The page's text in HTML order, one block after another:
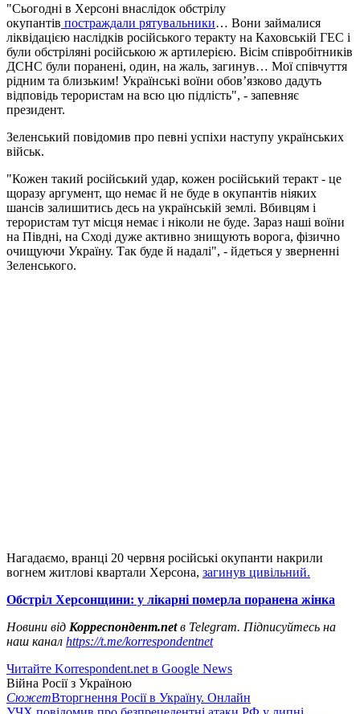
"Сьогодні в Херсоні внаслідок обстрілу
окупантів постраждали рятувальники… Вони займалися
ліквідацією наслідків російського теракту на Каховській ГЕС і
були обстріляні російською ж артилерією. Вісім співробітників
ДСНС були поранені, один, на жаль, загинув… Мої співчуття
рідним та близьким! Українські воїни обовʼязково дадуть
відповідь терористам на всю цю підлість", - запевняє
президент.
Зеленський повідомив про певні успіхи наступу українських
військ.
"Кожен такий російський удар, кожен російський теракт - це
щоразу аргумент, що немає й не буде в окупантів ніяких
шансів залишитись десь на українській землі. Вбивцям і
терористам тут місця немає і ніколи не буде. Зараз наші воїни
на Півдні, на Сході дуже активно знищують ворога, фізично
очищуючи Україну. Так буде й надалі", - йдеться у зверненні
Зеленського.
Нагадаємо, вранці 20 червня російські окупанти накрили
вогнем житлові квартали Херсона, загинув цивільний.
Обстріл Херсонщини: у лікарні померла поранена жінка
Новини від Корреспондент.netв Telegram. Підписуйтесь на
наш канал https://t.me/korrespondentnet
Читайте Korrespondent.net в Google News
Війна Росії з Україною
СюжетВторгнення Росії в Україну. Онлайн